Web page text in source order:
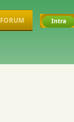
FORUM Intra